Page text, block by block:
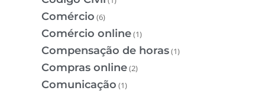
Comércio (6)
Comércio online(1)
Compensação de horas(1)
Compras online(2)
Comunicação (1)